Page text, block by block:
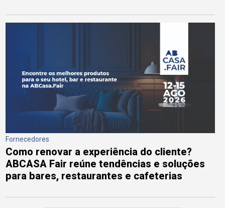
Fornecedores
Como renovar a experiência do cliente?
ABCASA Fair reúne tendências e soluções
para bares, restaurantes e cafeterias